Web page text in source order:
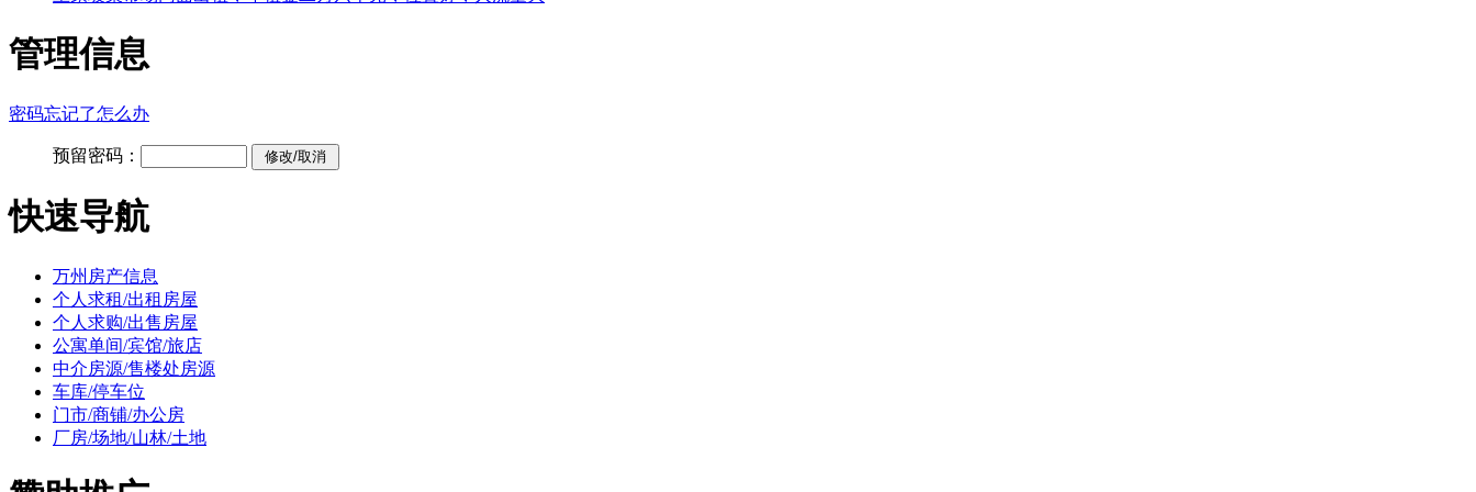
管理信息
密码忘记了怎么办
预留密码：
快速导航
万州房产信息
个人求租/出租房屋
个人求购/出售房屋
公寓单间/宾馆/旅店
中介房源/售楼处房源
车库/停车位
门市/商铺/办公房
厂房/场地/山林/土地